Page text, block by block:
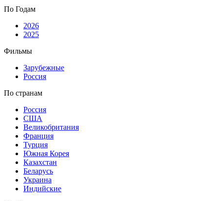
По Годам
2026
2025
Фильмы
Зарубежные
Россия
По странам
Россия
США
Великобритания
Франция
Турция
Южная Корея
Казахстан
Беларусь
Украина
Индийские